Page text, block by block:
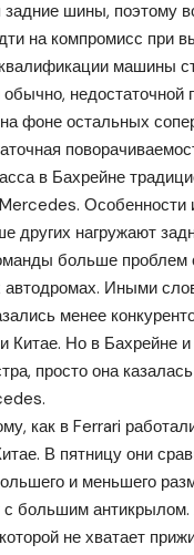
задние шины, поэтому
на компромисс при
машины
недостаточной
фоне остальных
в Бахрейне
Особенности
других нагружают
больше проблем
автодромах. Иными
менее
Китае. Но в Бахрейне
просто она
как в Ferrari
В пятницу они
и меньшего
с большим
не хватает